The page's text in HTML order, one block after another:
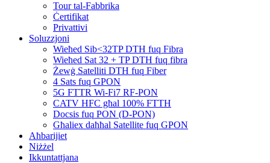
Tour tal-Fabbrika
Ċertifikat
Privattivi
Soluzzjoni
Wieħed Sib<32TP DTH fuq Fibra
Wieħed Sat 32 + TP DTH fuq fibra
Żewġ Satelliti DTH fuq Fiber
4 Sats fuq GPON
5G FTTR Wi-Fi7 RF-PON
CATV HFC għal 100% FTTH
Docsis fuq PON (D-PON)
Għaliex daħħal Satellite fuq GPON
Aħbarijiet
Niżżel
Ikkuntattjana